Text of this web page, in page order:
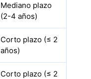
Mediano plazo
(2-4 años)
Corto plazo (≤ 2
años)
Corto plazo (≤ 2